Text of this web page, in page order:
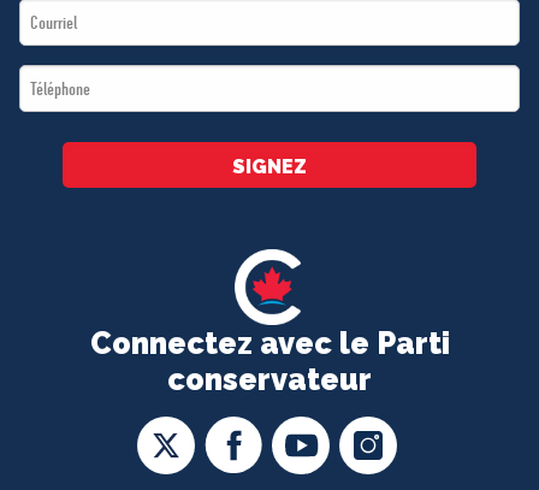
Connectez avec le Parti
conservateur
Email
*
Téléphone
*
SIGNEZ